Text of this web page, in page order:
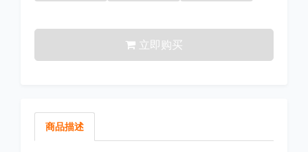
立即购买
商品描述